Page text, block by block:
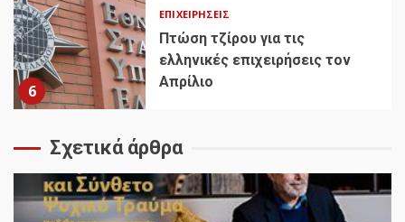
6
ΕΠΙΧΕΙΡΉΣΕΙΣ
Πτώση τζίρου για τις
ελληνικές επιχειρήσεις τον
Απρίλιο
Σχετικά άρθρα